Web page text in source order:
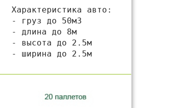
Характеристика авто:
- груз до 50м3
- длина до 8м
- высота до 2.5м
- ширина до 2.5м